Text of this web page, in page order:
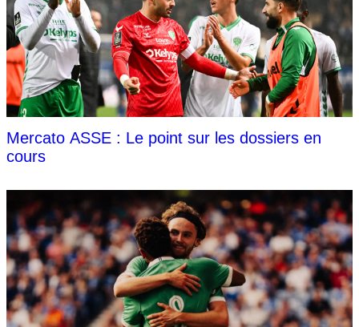
Mercato ASSE : Le point sur les dossiers en
cours